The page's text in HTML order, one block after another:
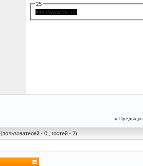
25
http://www.rbc.ru/
«
(пользователей - 0 , гостей - 2)